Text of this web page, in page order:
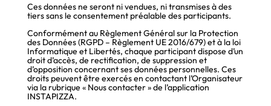
Ces données ne seront ni vendues, ni transmises à des
tiers sans le consentement préalable des participants.
Conformément au Règlement Général sur la Protection
des Données (RGPD – Règlement UE 2016/679) et à la loi
Informatique et Libertés, chaque participant dispose d’un
droit d’accès, de rectification, de suppression et
d’opposition concernant ses données personnelles. Ces
droits peuvent être exercés en contactant l’Organisateur
via la rubrique « Nous contacter » de l’application
INSTAPIZZA.